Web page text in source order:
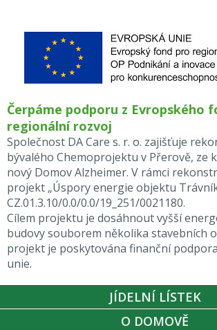
Čerpáme podporu z Evropského
regionální rozvoj
Společnost DA Care s. r. o. zajišťuje
bývalého Chemoprojektu v Přerově, ze
nový Domov Alzheimer. V rámci
projekt „Úspory energie objektu
CZ.01.3.10/0.0/0.0/19_251/0021180.
Cílem projektu je dosáhnout vyšší
budovy souborem několika stavebních
projekt je poskytována finanční
unie.
JÍDELNÍ LÍSTEK
O DOMOVĚ